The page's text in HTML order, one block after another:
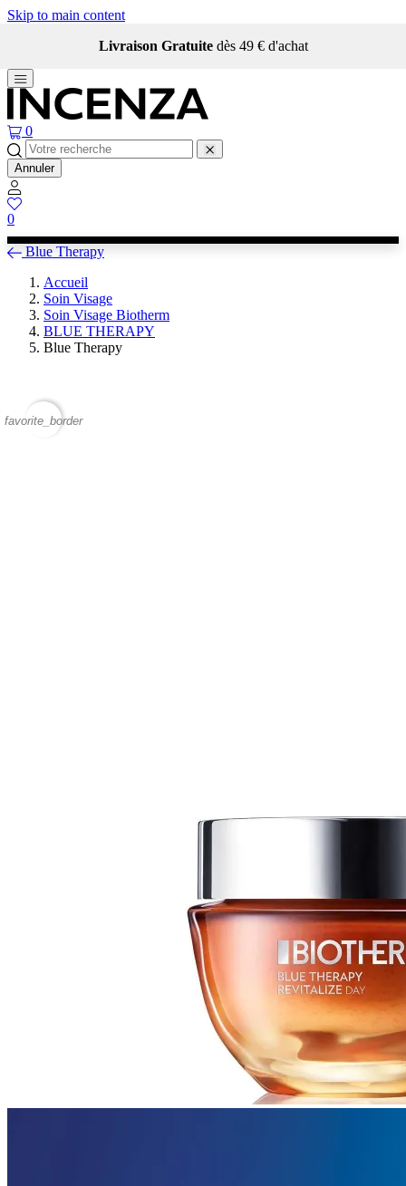
Skip to main content
Livraison Gratuite dès 49 € d'achat
0
Annuler
0
Blue Therapy
Accueil
Soin Visage
Soin Visage Biotherm
BLUE THERAPY
Blue Therapy
favorite_border